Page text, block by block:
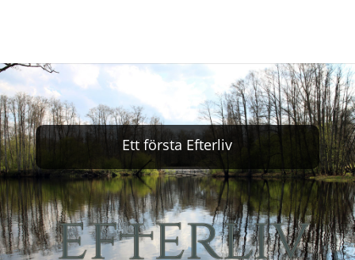
Ett första Efterliv